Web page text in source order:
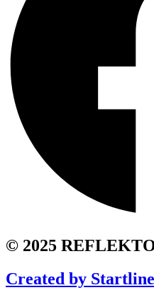
© 2025
Created by